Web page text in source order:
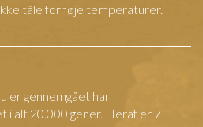
tåle forhøje temperaturer.
er gennemgået har
alt 20.000 gener. Heraf er 7